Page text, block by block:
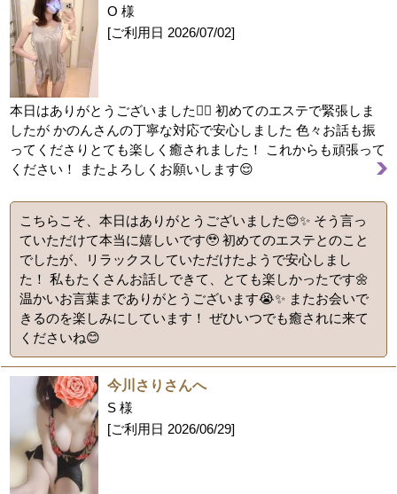
O 様
[ご利用日 2026/07/02]
本日はありがとうございました🙇‍♂️ 初めてのエステで緊張しま
したが かのんさんの丁寧な対応で安心しました 色々お話も振
ってくださりとても楽しく癒されました！ これからも頑張って
ください！ またよろしくお願いします😌
こちらこそ、本日はありがとうございました😊✨ そう言っ
ていただけて本当に嬉しいです🥹 初めてのエステとのこと
でしたが、リラックスしていただけたようで安心しまし
た！ 私もたくさんお話しできて、とても楽しかったです🌼
温かいお言葉までありがとうございます😭✨ またお会いで
きるのを楽しみにしています！ ぜひいつでも癒されに来て
くださいね😊
今川さりさんへ
S 様
[ご利用日 2026/06/29]